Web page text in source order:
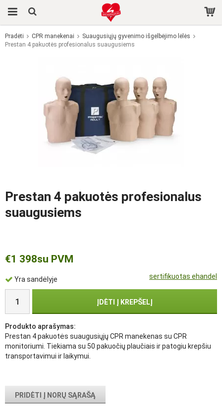
Produktas buvo įdėtas į jūsų krepšelį
Pradėti CPR manekenai
Suaugusiųjų gyvenimo išgelbėjimo lėlės
Prestan 4 pakuotės profesionalus suaugusiems
Prestan 4 pakuotės profesionalus
suaugusiems
sertifikuotas ehandel
€1 398su PVM
Yra sandėlyje
ĮDĖTI Į KREPŠELĮ
Produkto aprašymas:
Prestan 4 pakuotės suaugusiųjų CPR manekenas su CPR
monitoriumi. Tiekiama su 50 pakuočių plaučiais ir patogiu krepšiu
transportavimui ir laikymui.
PRIDĖTI Į NORŲ SĄRAŠĄ